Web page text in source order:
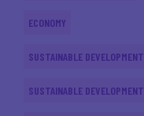
ECONOMY
SUSTAINABLE DEVELOPMENT
SUSTAINABLE DEVELOPMENT